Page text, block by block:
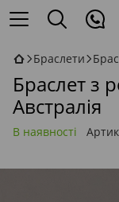
Браслети
Браслет з
Австралія
В наявності